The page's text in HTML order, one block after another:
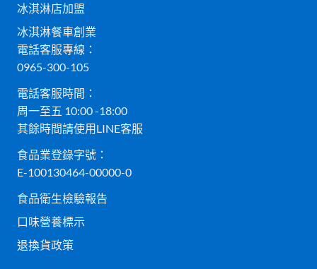
冰淇淋店加盟
冰淇淋餐車創業
電話客服專線：
0965-300-105
電話客服時間：
周一至五 10:00 -18:00
其餘時間請使用LINE客服
食品業登錄字號：
E-100130464-00000-0
食品衛生檢驗報告
口味營養標示
退換貨政策